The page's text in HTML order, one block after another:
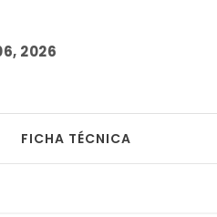
2026
FICHA TÉCNICA